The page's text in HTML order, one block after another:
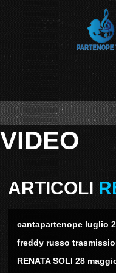
VIDEO
ARTICOLI
cantapartenope luglio
freddy russo
RENATA SOLI 28